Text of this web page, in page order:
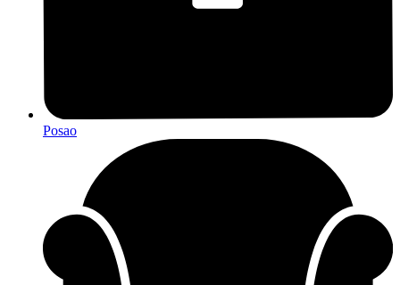
Posao